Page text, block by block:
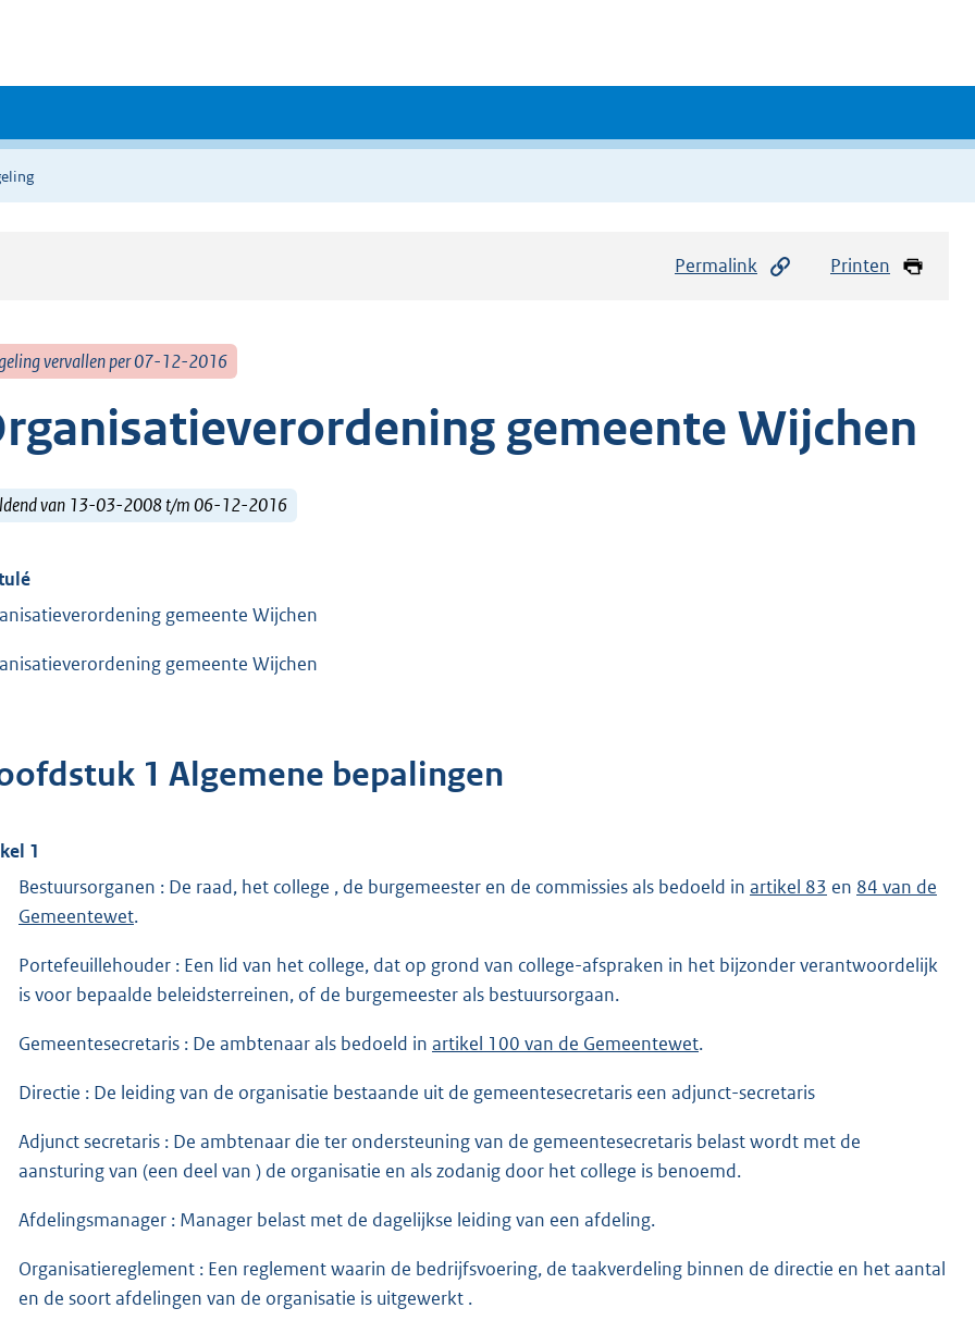
Permalink Printen
vervallen per 07-12-2016
gemeente Wijchen
van 13-03-2008 t/m 06-12-2016
gemeente Wijchen
gemeente Wijchen
1 Algemene bepalingen
1
Bestuursorganen : De raad, het college , de burgemeester en de commissies als bedoeld in artikel 83 en 84 van de
Gemeentewet.
Portefeuillehouder : Een lid van het college, dat op grond van college-afspraken in het bijzonder verantwoordelijk
is voor bepaalde beleidsterreinen, of de burgemeester als bestuursorgaan.
Gemeentesecretaris : De ambtenaar als bedoeld in artikel 100 van de Gemeentewet.
Directie : De leiding van de organisatie bestaande uit de gemeentesecretaris een adjunct-secretaris
Adjunct secretaris : De ambtenaar die ter ondersteuning van de gemeentesecretaris belast wordt met de
aansturing van (een deel van ) de organisatie en als zodanig door het college is benoemd.
Afdelingsmanager : Manager belast met de dagelijkse leiding van een afdeling.
Organisatiereglement : Een reglement waarin de bedrijfsvoering, de taakverdeling binnen de directie en het aantal
en de soort afdelingen van de organisatie is uitgewerkt .